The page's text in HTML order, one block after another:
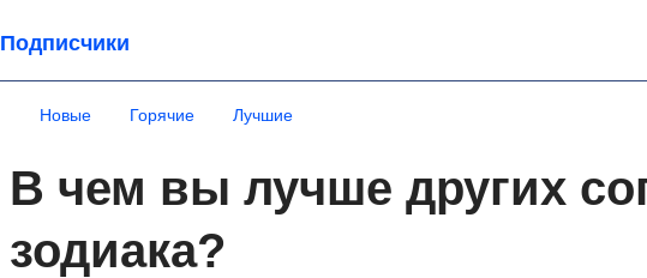
Подписчики
Новые Горячие Лучшие
В чем вы лучше других
зодиака?